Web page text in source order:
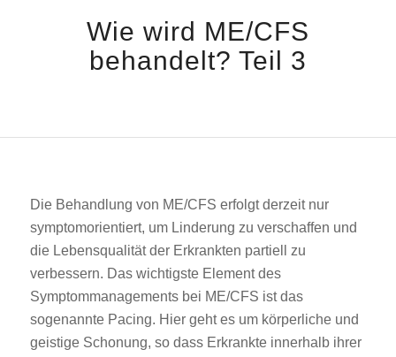
Wie wird ME/CFS
behandelt? Teil 3
Die Behandlung von ME/CFS erfolgt derzeit nur
symptomorientiert, um Linderung zu verschaffen und
die Lebensqualität der Erkrankten partiell zu
verbessern. Das wichtigste Element des
Symptommanagements bei ME/CFS ist das
sogenannte Pacing. Hier geht es um körperliche und
geistige Schonung, so dass Erkrankte innerhalb ihrer